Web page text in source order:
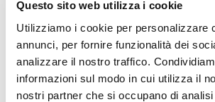
Questo sito web utilizza i cookie
Utilizziamo i cookie per personalizzare
annunci, per fornire funzionalità dei
analizzare il nostro traffico.
informazioni sul modo in cui utilizza il
nostri partner che si occupano di analisi
90002IR
Dimensioni
690mm x 395mm - H 800mm